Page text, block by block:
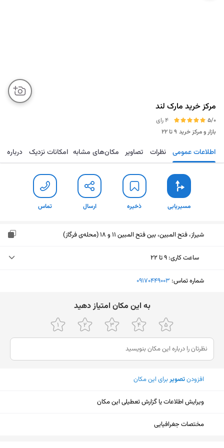
مرکز خرید مارک لند
5/0
4 رای
بازار و مرکز خرید ۹ تا ۲۲
مسیریابی ذخیره ارسال تماس اطلاعات عمومی نظرات تصاویر مکان‌های مشابه امکانات نزدیک درباره
مسیریابی ذخیره ارسال تماس
شیراز، فتح المبین، بین فتح المبین 11 و 18 (محله‌ی فرگاز)
ساعت کاری: ۹ تا ۲۲
یکشنبه (امروز)
چهارشنبه
۹ تا ۲۲
پنجشنبه
۹ تا ۲۲
جمعه
شنبه
شماره تماس: ‎09170449003
ﺑﻪ اﯾﻦ ﻣﮑﺎن اﻣﺘﯿﺎز دﻫﯿﺪ
افزودنتصویربرای این مکان
ویرایش اطلاعات یا گزارش تعطیلی این مکان
مختصات جغرافیایی